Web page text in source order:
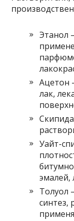
Этанол
Ацетон
лак,
Уайт-
эмалей,
Толуол
синтез,